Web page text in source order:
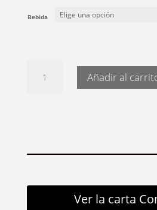
Bebida
cantidad
Añadir al
Ver la carta